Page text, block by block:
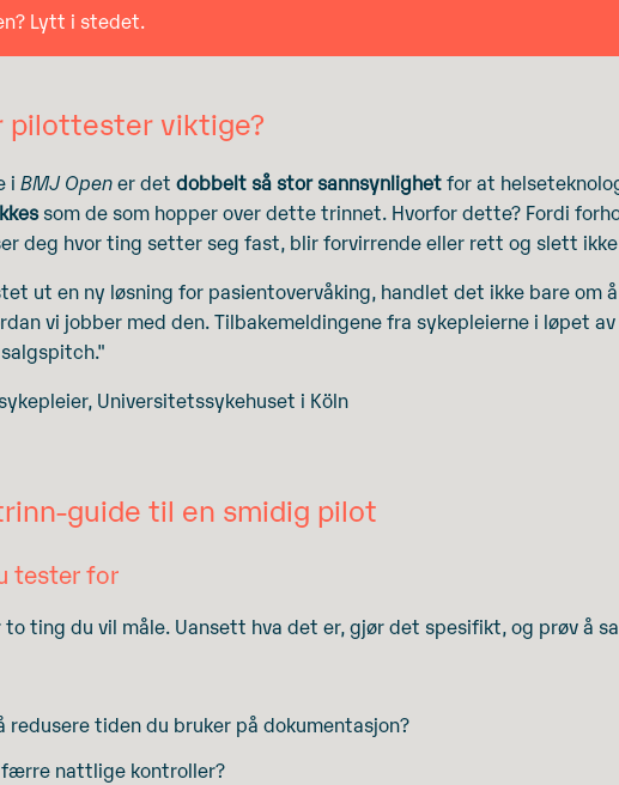
Lytt i stedet.
pilottester viktige?
i BMJ Opener det dobbelt så stor sannsynlighetfor at
som de som hopper over dette trinnet. Hvorfor dette? Fordi
deg hvor ting setter seg fast, blir forvirrende eller rett og slett
ut en ny løsning for pasientovervåking, handlet det ikke bare om
vi jobber med den. Tilbakemeldingene fra sykepleierne i løpet
Universitetssykehuset i Köln
guide til en smidig pilot
tester for
to ting du vil måle. Uansett hva det er, gjør det spesifikt, og prøv å
redusere tiden du bruker på dokumentasjon?
nattlige kontroller?